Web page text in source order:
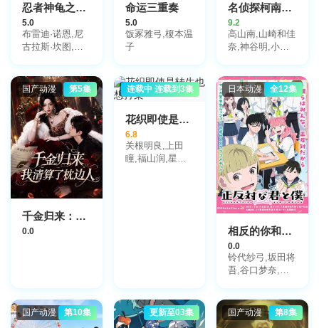
忍者神龟之都市传奇
5.0
布雷迪·诺恩,尼
古拉斯·坎图,迈
维利
命运三重奏
5.0
饭冢雅弓,榎本温
子
名侦探柯南日语
9.2
高山南,山崎和佳
奈,神谷明,小山
幸,岛本须美,绪
方贤一,堀川亮,
松井菜樱子,宫村
优子,岩居由希
子,大谷育江,高
木涉,高岛雅罗,
堀之纪,立木文
彦,小山茉美,三
石琴乃,置鲇龙太
郎,日高法子,池
田秀一,古谷彻
国产动漫 第5集
千金归来：我清算了枕边人
0.0
日本动漫
连载中 连载到3集
花织即使是转生也想打架
6.8
关根明良,上田
瞳,福山润,星希
日本动漫 全12集
相反的你和我第1季
0.0
铃代纱弓,坂田将
吾,谷口梦奈,平
加藤涉,大森心,
楠木灯
国产动漫 第10集 更新至03集 国产动漫 第8集